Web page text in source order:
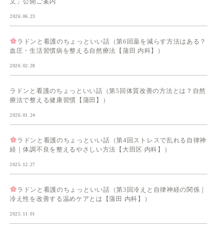
2026.06.23
ラドンと看護のちょっといい話（第6回薬を減らす方法はある？
血圧・生活習慣病を整える自然療法【蒲田 内科】）
2026.02.28
ラドンと看護のちょっといい話（第5回体質改善の方法とは？自然
療法で整える健康習慣【蒲田】）
2026.01.24
ラドンと看護のちょっといい話（第4回ストレスで乱れる自律神
経｜体調不良を整えるやさしい方法【大田区 内科】）
2025.12.27
ラドンと看護のちょっといい話（第3回冷えと自律神経の関係｜
冷え性を改善する温めケアとは【蒲田 内科】）
2025.11.01